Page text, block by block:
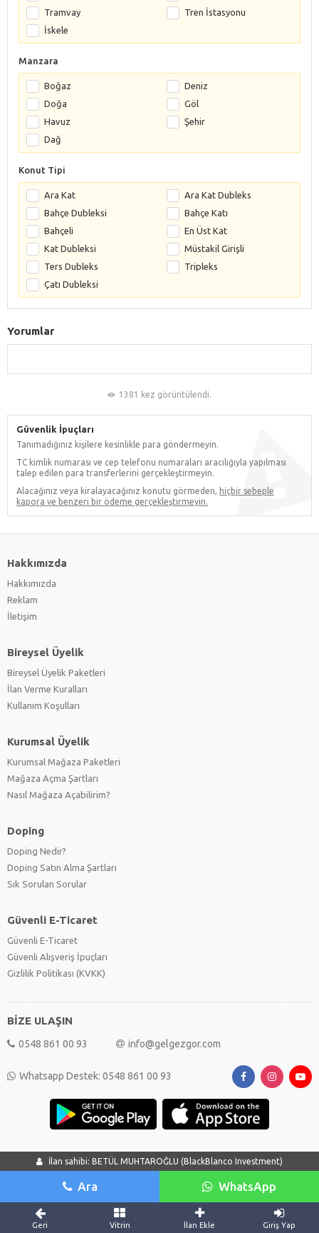
İlan sahibi: BETÜL MUHTAROĞLU (BlackBlanco Investment)
Ara WhatsApp
Tramvay
Tren İstasyonu
İskele
Manzara
Boğaz
Deniz
Doğa
Göl
Havuz
Şehir
Dağ
Konut Tipi
Ara Kat
Ara Kat Dubleks
Bahçe Dubleksi
Bahçe Katı
Bahçeli
En Üst Kat
Kat Dubleksi
Müstakil Girişli
Ters Dubleks
Tripleks
Çatı Dubleksi
Yorumlar
1381 kez görüntülendi.
Güvenlik İpuçları
Tanımadığınız kişilere kesinlikle para göndermeyin.
TC kimlik numarası ve cep telefonu numaraları aracılığıyla yapılması
talep edilen para transferlerini gerçekleştirmeyin.
Alacağınız veya kiralayacağınız konutu görmeden, hiçbir sebeple
kapora ve benzeri bir ödeme gerçekleştirmeyin.
Hakkımızda
Hakkımızda
Reklam
İletişim
Bireysel Üyelik
Bireysel Üyelik Paketleri
İlan Verme Kuralları
Kullanım Koşulları
Kurumsal Üyelik
Kurumsal Mağaza Paketleri
Mağaza Açma Şartları
Nasıl Mağaza Açabilirim?
Doping
Doping Nedir?
Doping Satın Alma Şartları
Sık Sorulan Sorular
Güvenli E-Ticaret
Güvenli E-Ticaret
Güvenli Alışveriş İpuçları
Gizlilik Politikası (KVKK)
BİZE ULAŞIN
0548 861 00 93 info@gelgezgor.com
Whatsapp Destek: 0548 861 00 93
Geri Vitrin İlan Ekle Giriş Yap